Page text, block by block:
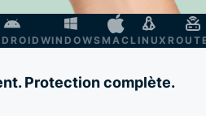
WINDOWSMAC LINUX ROUTER
Protection complète.